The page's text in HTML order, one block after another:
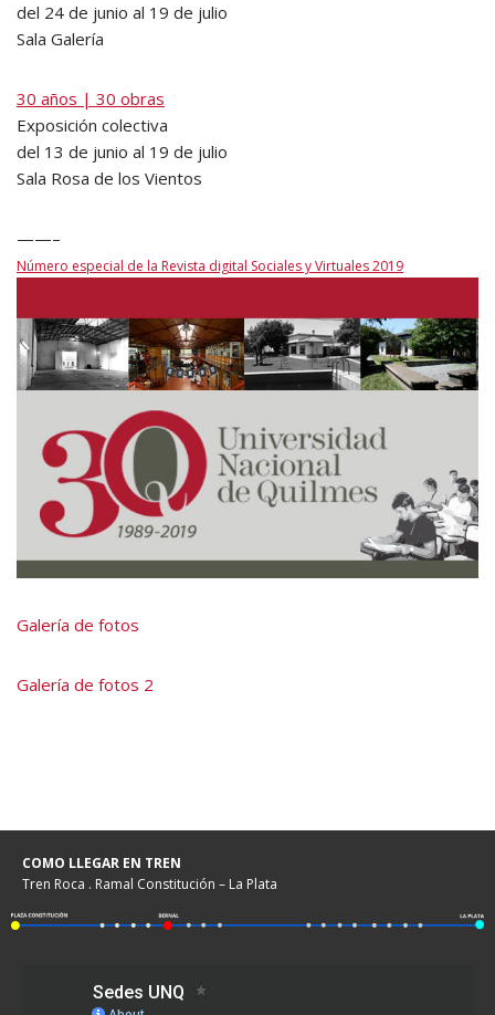
del 24 de junio al 19 de julio
Sala Galería
30 años | 30 obras
Exposición colectiva
del 13 de junio al 19 de julio
Sala Rosa de los Vientos
——–
Número especial de la Revista digital Sociales y Virtuales 2019
Galería de fotos
Galería de fotos 2
COMO LLEGAR EN TREN
Tren Roca . Ramal Constitución – La Plata